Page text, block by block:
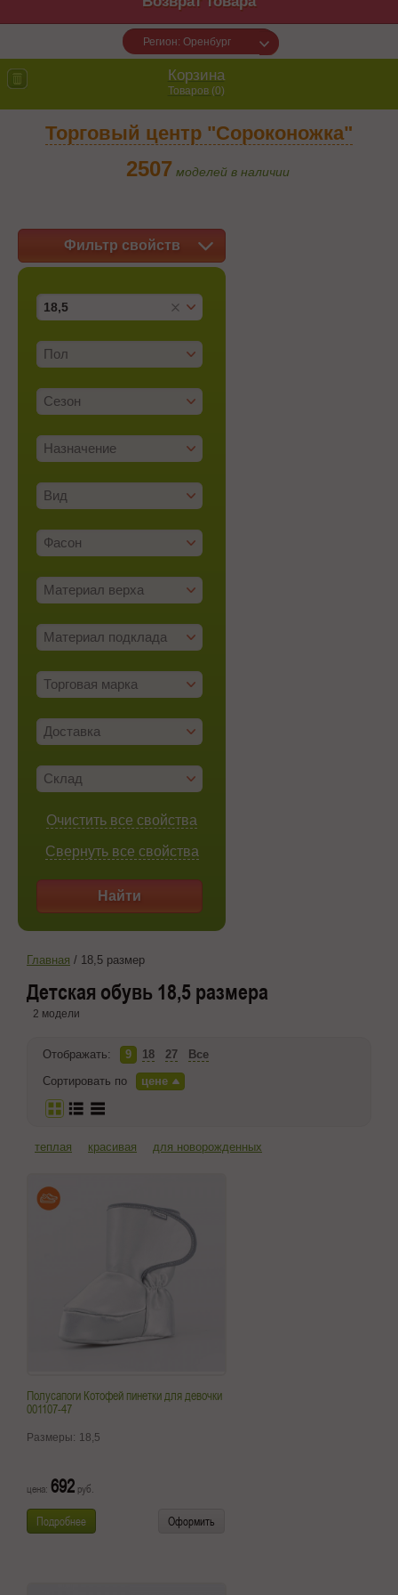
Регион: Оренбург
Корзина
Товаров (0)
Торговый центр "Сороконожка"
2507 моделей в наличии
Фильтр свойств
18,5
Пол
Сезон
Назначение
Вид
Фасон
Материал верха
Материал подклада
Торговая марка
Доставка
Склад
Очистить все свойства
Свернуть все свойства
Найти
Главная / 18,5 размер
Детская обувь 18,5 размера
2 модели
Отображать: 9 18 27
Все
Сортировать по
цене
теплая красивая для новорожденных
Полусапоги Котофей пинетки для девочки
001107-47
Размеры: 18,5
цена: 692 руб.
Подробнее Оформить